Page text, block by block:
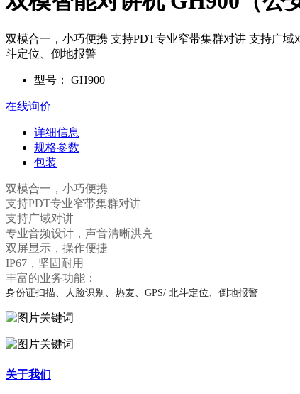
双模合一，小巧便携 支持PDT专业窄带集群对讲 支持广
斗定位、倒地报警
型号： GH900
在线询价
详细信息
规格参数
包装
双模合一，小巧便携
支持PDT专业窄带集群对讲
支持广域对讲
专业音频设计，声音清晰洪亮
双屏显示，操作便捷
IP67，坚固耐用
丰富的业务功能：
身份证扫描、人脸识别、热麦、GPS/ 北斗定位、倒地报警
关于我们